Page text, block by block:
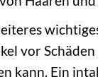
vor
kann. Ein